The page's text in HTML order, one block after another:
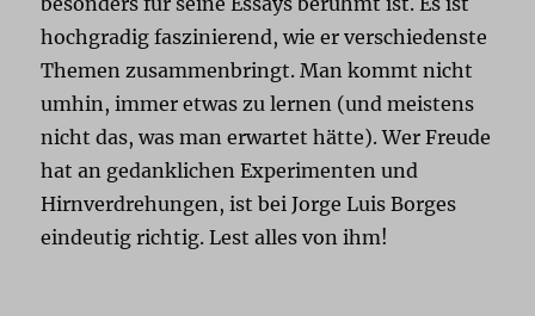
hochgradig faszinierend, wie er verschiedenste
Themen zusammenbringt. Man kommt nicht
umhin, immer etwas zu lernen (und meistens
nicht das, was man erwartet hätte). Wer Freude
hat an gedanklichen Experimenten und
Hirnverdrehungen, ist bei Jorge Luis Borges
eindeutig richtig. Lest alles von ihm!